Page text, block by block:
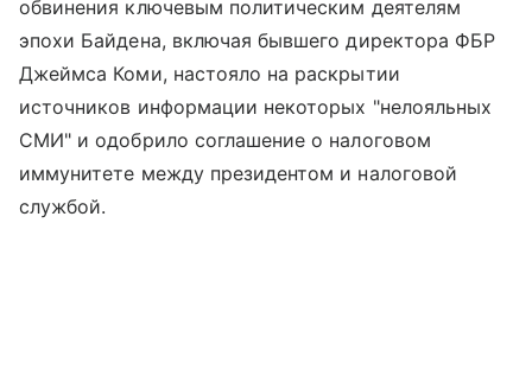
обвинения ключевым политическим деятелям
эпохи Байдена, включая бывшего директора ФБР
Джеймса Коми, настояло на раскрытии
источников информации некоторых "нелояльных
СМИ" и одобрило соглашение о налоговом
иммунитете между президентом и налоговой
службой.